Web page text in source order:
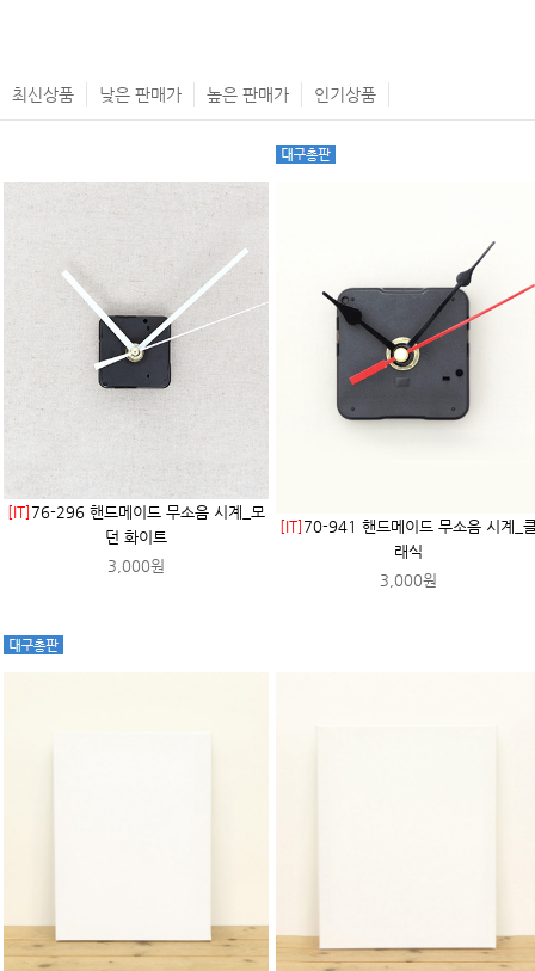
최신상품 낮은 판매가 높은 판매가 인기상품
[IT] 76-296 핸드메이드 무소음 시계_모
던 화이트
3,000원
[IT] 70-941 핸드메이드 무소음 시계_
래식
3,000원